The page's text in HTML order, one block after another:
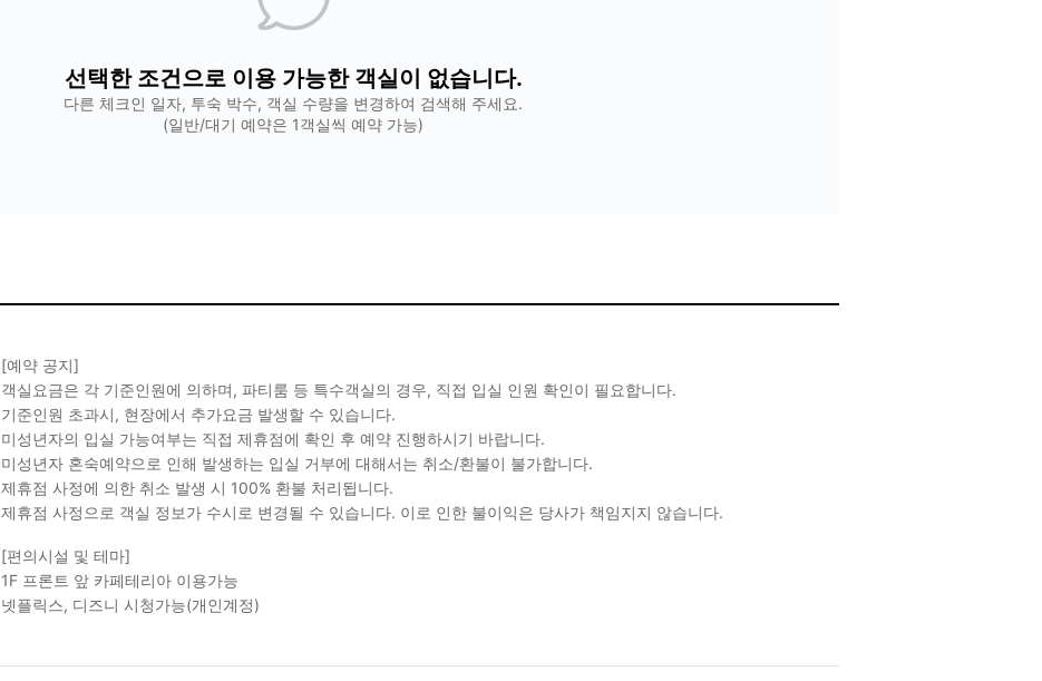
선택한 조건으로 이용 가능한 객실이 없습니다.
다른 체크인 일자, 투숙 박수, 객실 수량을 변경하여 검색해 주세요.
(일반/대기 예약은 1객실씩 예약 가능)
[예약 공지]
객실요금은 각 기준인원에 의하며, 파티룸 등 특수객실의 경우, 직접 입실 인원 확인이 필요합니다.
기준인원 초과시, 현장에서 추가요금 발생할 수 있습니다.
미성년자의 입실 가능여부는 직접 제휴점에 확인 후 예약 진행하시기 바랍니다.
미성년자 혼숙예약으로 인해 발생하는 입실 거부에 대해서는 취소/환불이 불가합니다.
제휴점 사정에 의한 취소 발생 시 100% 환불 처리됩니다.
제휴점 사정으로 객실 정보가 수시로 변경될 수 있습니다. 이로 인한 불이익은 당사가 책임지지 않습니다.
[편의시설 및 테마]
1F 프론트 앞 카페테리아 이용가능
넷플릭스, 디즈니 시청가능(개인계정)